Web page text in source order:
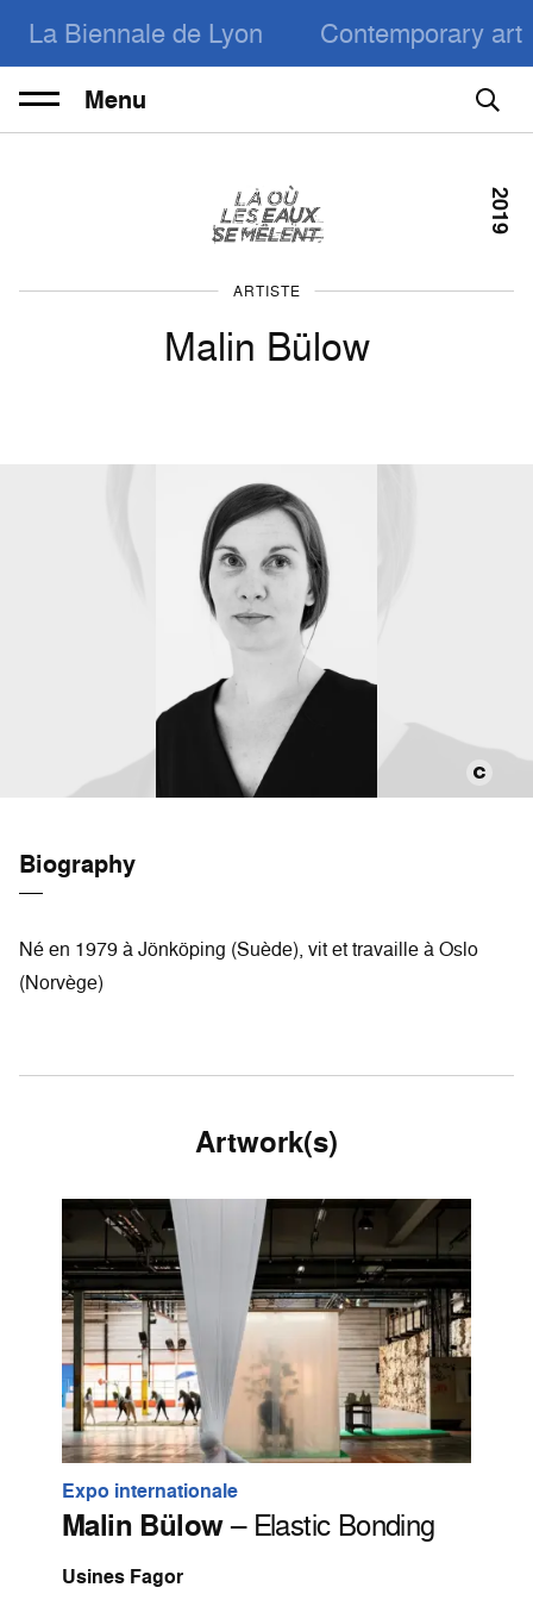
La Biennale de Lyon Contemporary art
Menu
ARTISTE
Malin Bülow
2019
Biography
Né en 1979 à Jönköping (Suède), vit et travaille à Oslo
(Norvège)
Artwork(s)
Expo internationale
Malin Bülow– Elastic Bonding
Usines Fagor